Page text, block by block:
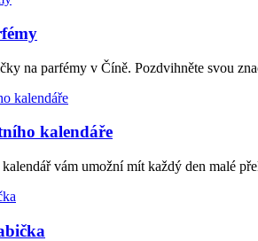
na parfémy v Číně. Pozdvihněte svou
kalendáře
vám umožní mít každý den malé